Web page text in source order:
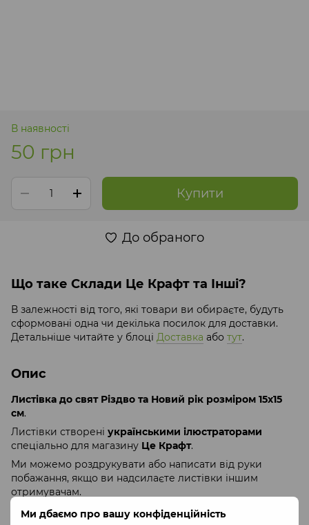
Ми дбаємо про вашу конфіденційність
В наявності
50 грн
Купити
До обраного
Що таке Склади Це Крафт та Інші?
В залежності від того, які товари ви обираєте, будуть
сформовані одна чи декілька посилок для доставки.
Детальніше читайте у блоці Доставка або тут.
Опис
Листівка до свят Різдво та Новий рік розміром 15х15
см.
Листівки створені українськими ілюстраторами
спеціально для магазину Це Крафт.
Ми можемо роздрукувати або написати від руки
побажання, якщо ви надсилаєте листівки іншим
отримувачам.
Купуючи у нас ви підтримуєте малих виробників і